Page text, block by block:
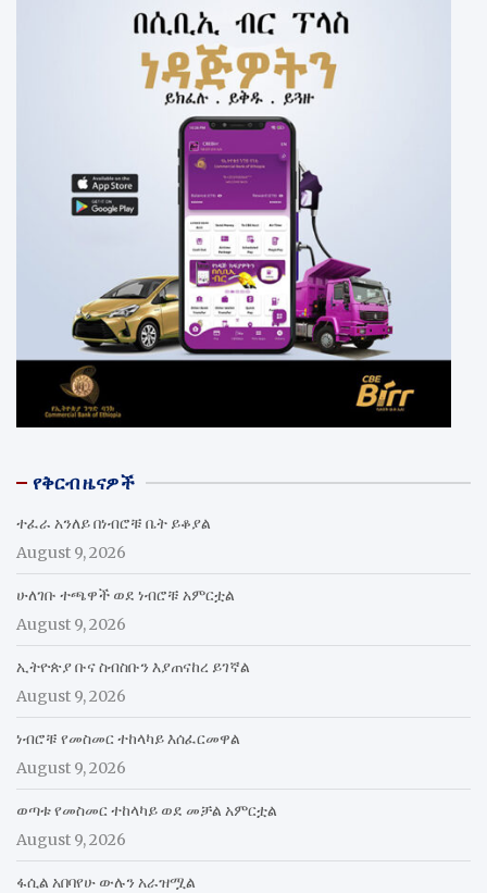
የቅርብ ዜናዎች
ተፈራ አንለይ በነብሮቹ ቤት ይቆያል
August 9, 2026
ሁለገቡ ተጫዋች ወደ ነብሮቹ አምርቷል
August 9, 2026
ኢትዮጵያ ቡና ስብስቡን እያጠናከረ ይገኛል
August 9, 2026
ነብሮቹ የመስመር ተከላካይ እሰፈርመዋል
August 9, 2026
ወጣቱ የመስመር ተከላካይ ወደ መቻል አምርቷል
August 9, 2026
ፋሲል አበባየሁ ውሉን አራዝሟል